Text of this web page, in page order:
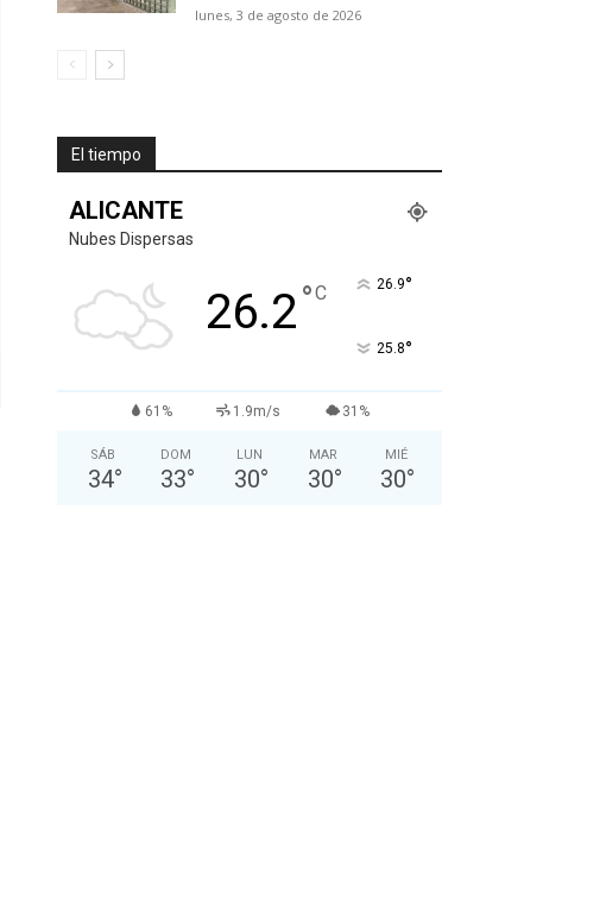
lunes, 3 de agosto de 2026
El tiempo
ALICANTE
Nubes Dispersas
26.2°C 26.9°
25.8°
61% 1.9m/s 31%
SÁB
34°
DOM
33°
LUN
30°
MAR
30°
MIÉ
30°